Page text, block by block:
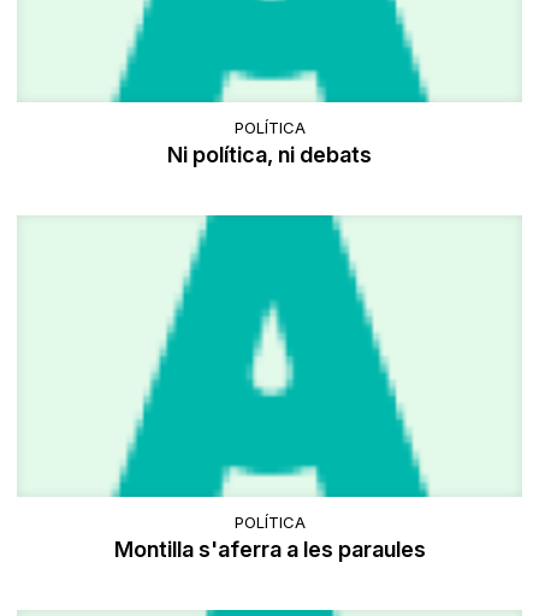
POLÍTICA
Ni política, ni debats
POLÍTICA
Montilla s'aferra a les paraules